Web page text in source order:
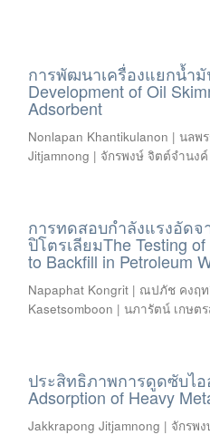
การพัฒนาเครื่องแยกน้ำ
Development of Oil
Adsorbent
Nonlapan Khantikulanon | นล
Jitjamnong | จักรพงษ์ จิตต์จำนงค์
การทดสอบกำลังแรงอัดจ
ปิโตรเลียมThe Testing
to Backfill in Petroleum
Napaphat Kongrit | ณปภัช คงฤ
Kasetsomboon | นภารัตน์ เกษต
ประสิทธิภาพการดูดซับไ
Adsorption of Heavy
Jakkrapong Jitjamnong | จักรพ